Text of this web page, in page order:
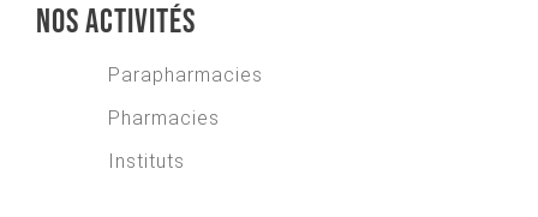
Nos activités
Parapharmacies
Pharmacies
Instituts